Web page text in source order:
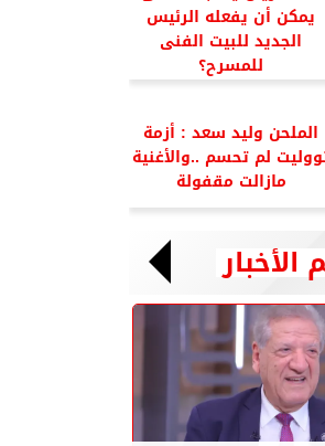
يمكن أن يفعله الرئيس
الجديد للبيت الفنى
للمسرح؟
الملحن وليد سعد : أزمة
لم تحسم ..والأغنية
مازالت مقفولة
الأخبار